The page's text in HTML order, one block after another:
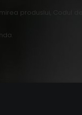
produslui, Codul